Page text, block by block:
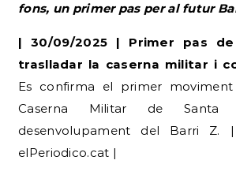
fons, un primer pas per al futur
| 30/09/2025 | Primer pas
traslladar la caserna militar i
Es confirma el primer
Caserna Militar de
desenvolupament del Barri Z.
elPeriodico.cat |